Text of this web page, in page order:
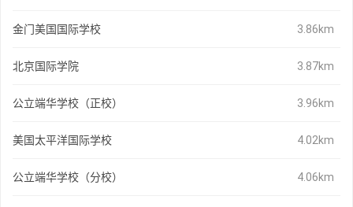
金门美国国际学校 3.86km
北京国际学院 3.87km
公立端华学校（正校） 3.96km
美国太平洋国际学校 4.02km
公立端华学校（分校） 4.06km